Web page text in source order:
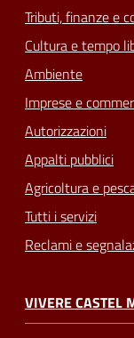
Tributi, finanze e
Cultura e tempo
Ambiente
Imprese e
Autorizzazioni
Appalti pubblici
Agricoltura e
Tutti i servizi
Reclami e
VIVERE CASTEL